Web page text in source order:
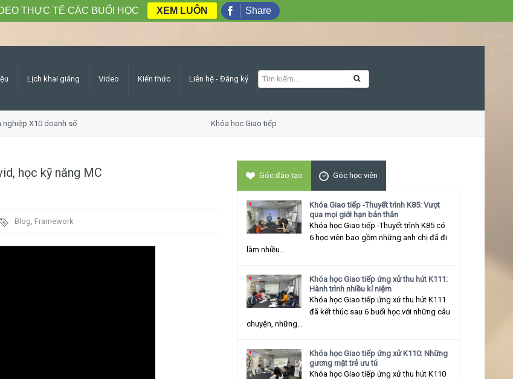
Lịch khai giảng Video Kiến thức Liên hệ - Đăng ký
X10 doanh số Khóa học Giao tiếp ứng xử thu hút
học kỹ năng MC
Blog, Framework
Góc đào tạo Góc học viên
Khóa Giao tiếp -Thuyết trình K85: Vượt
qua mọi giới hạn bản thân
Khóa học Giao tiếp -Thuyết trình K85 có
6 học viên bao gồm những anh chị đã đi
làm nhiều...
Khóa học Giao tiếp ứng xử thu hút K111:
Hành trình nhiều kỉ niệm
Khóa học Giao tiếp ứng xử thu hút K111
đã kết thúc sau 6 buổi học với những câu
chuyện, những...
Khóa học Giao tiếp ứng xử K110: Những
gương mặt trẻ ưu tú
Khóa học Giao tiếp ứng xử thu hút K110
THỰC TẾ CÁC BUỔI HỌC XEM LUÔN Share